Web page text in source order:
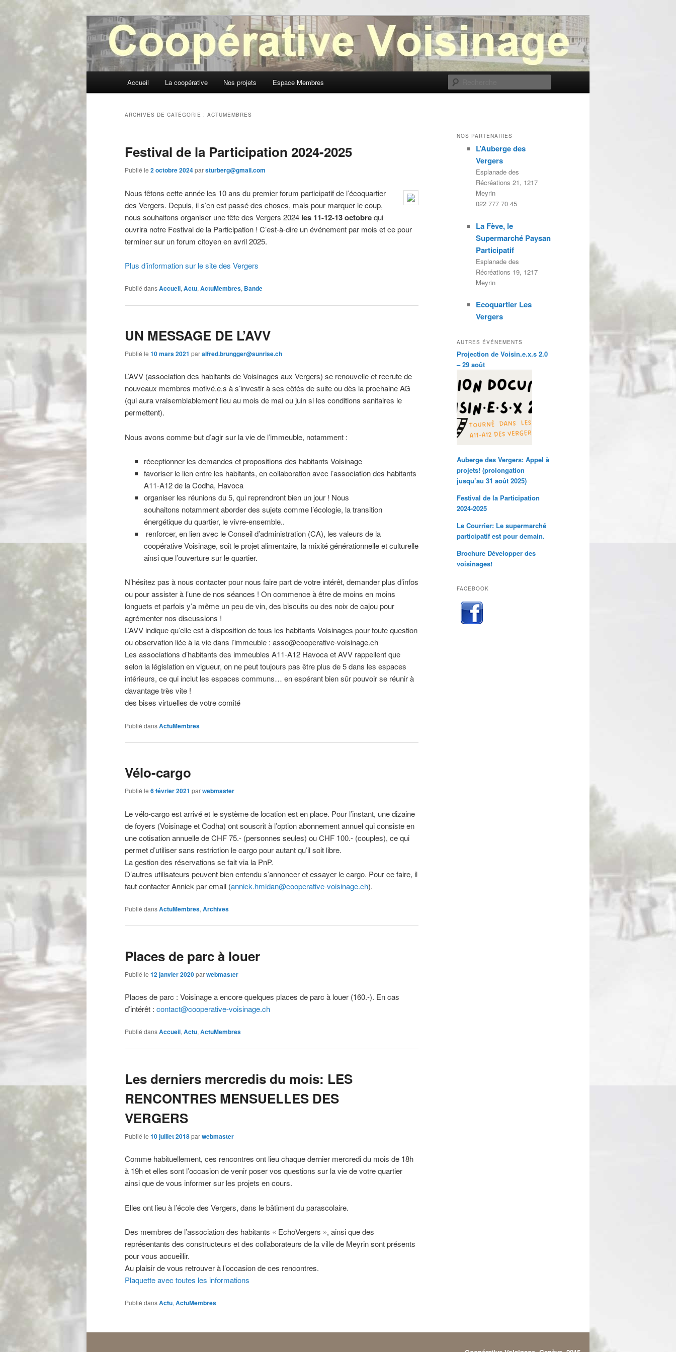
contenu
principal
contenu
secondaire
Coopérative Voisinage
Accueil La coopérative Nos projets Espace Membres
ARCHIVES DE CATÉGORIE : ACTUMEMBRES
Festival de la Participation 2024-2025
Publié le 2 octobre 2024parsturberg@gmail.com
Nous fêtons cette année les 10 ans du premier forum participatif de l’écoquartier
des Vergers. Depuis, il s’en est passé des choses, mais pour marquer le coup,
nous souhaitons organiser une fête des Vergers 2024 les 11-12-13 octobrequi
ouvrira notre Festival de la Participation ! C’est-à-dire un événement par mois et ce pour
terminer sur un forum citoyen en avril 2025.
Plus d’information sur le site des Vergers
Publié dansAccueil, Actu, ActuMembres, Bande
UN MESSAGE DE L’AVV
Publié le 10 mars 2021 paralfred.brungger@sunrise.ch
L’AVV (association des habitants de Voisinages aux Vergers) se renouvelle et recrute de
nouveaux membres motivé.e.s à s’investir à ses côtés de suite ou dès la prochaine AG
(qui aura vraisemblablement lieu au mois de mai ou juin si les conditions sanitaires le
permettent).
Nous avons comme but d’agir sur la vie de l’immeuble, notamment :
réceptionner les demandes et propositions des habitants Voisinage
favoriser le lien entre les habitants, en collaboration avec l’association des habitants
A11-A12 de la Codha, Havoca
organiser les réunions du 5, qui reprendront bien un jour ! Nous
souhaitons notamment aborder des sujets comme l’écologie, la transition
énergétique du quartier, le vivre-ensemble..
renforcer, en lien avec le Conseil d’administration (CA), les valeurs de la
coopérative Voisinage, soit le projet alimentaire, la mixité générationnelle et culturelle
ainsi que l’ouverture sur le quartier.
N’hésitez pas à nous contacter pour nous faire part de votre intérêt, demander plus d’infos
ou pour assister à l’une de nos séances ! On commence à être de moins en moins
longuets et parfois y’a même un peu de vin, des biscuits ou des noix de cajou pour
agrémenter nos discussions !
L’AVV indique qu’elle est à disposition de tous les habitants Voisinages pour toute question
ou observation liée à la vie dans l’immeuble : asso@cooperative-voisinage.ch
Les associations d’habitants des immeubles A11-A12 Havoca et AVV rappellent que
selon la législation en vigueur, on ne peut toujours pas être plus de 5 dans les espaces
intérieurs, ce qui inclut les espaces communs… en espérant bien sûr pouvoir se réunir à
davantage très vite !
des bises virtuelles de votre comité
Publié dansActuMembres
Vélo-cargo
Publié le 6 février 2021 parwebmaster
Le vélo-cargo est arrivé et le système de location est en place. Pour l’instant, une dizaine
de foyers (Voisinage et Codha) ont souscrit à l’option abonnement annuel qui consiste en
une cotisation annuelle de CHF 75.- (personnes seules) ou CHF 100.- (couples), ce qui
permet d’utiliser sans restriction le cargo pour autant qu’il soit libre.
La gestion des réservations se fait via la PnP.
D’autres utilisateurs peuvent bien entendu s’annoncer et essayer le cargo. Pour ce faire, il
faut contacter Annick par email (annick.hmidan@cooperative-voisinage.ch).
Publié dansActuMembres, Archives
Places de parc à louer
Publié le 12 janvier 2020parwebmaster
Places de parc : Voisinage a encore quelques places de parc à louer (160.-). En cas
d’intérêt : contact@cooperative-voisinage.ch
Publié dansAccueil, Actu, ActuMembres
Les derniers mercredis du mois: LES
RENCONTRES MENSUELLES DES
VERGERS
Publié le 10 juillet 2018parwebmaster
Comme habituellement, ces rencontres ont lieu chaque dernier mercredi du mois de 18h
à 19h et elles sont l’occasion de venir poser vos questions sur la vie de votre quartier
ainsi que de vous informer sur les projets en cours.
Elles ont lieu à l’école des Vergers, dans le bâtiment du parascolaire.
Des membres de l’association des habitants « EchoVergers », ainsi que des
représentants des constructeurs et des collaborateurs de la ville de Meyrin sont présents
pour vous accueillir.
Au plaisir de vous retrouver à l’occasion de ces rencontres.
Plaquette avec toutes les informations
Publié dansActu, ActuMembres
NOS PARTENAIRES
L’Auberge des
Vergers
Esplanade des
Récréations 21, 1217
Meyrin
022 777 70 45
La Fève, le
Supermarché Paysan
Participatif
Esplanade des
Récréations 19, 1217
Meyrin
Ecoquartier Les
Vergers
AUTRES ÉVÉNEMENTS
Projection de Voisin.e.x.s 2.0
– 29 août
Auberge des Vergers: Appel à
projets! (prolongation
jusqu’au 31 août 2025)
Festival de la Participation
2024-2025
Le Courrier: Le supermarché
participatif est pour demain.
Brochure Développer des
voisinages!
FACEBOOK